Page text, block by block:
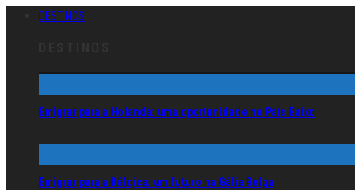
DESTINOS
Emigrar para a Holanda: uma oportunidade no País Baixo
Emigrar para a Bélgica: um futuro na Gália Belga